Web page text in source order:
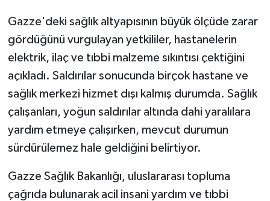
Gazze'deki sağlık altyapısının büyük ölçüde zarar
gördüğünü vurgulayan yetkililer, hastanelerin
elektrik, ilaç ve tıbbi malzeme sıkıntısı çektiğini
açıkladı. Saldırılar sonucunda birçok hastane ve
sağlık merkezi hizmet dışı kalmış durumda. Sağlık
çalışanları, yoğun saldırılar altında dahi yaralılara
yardım etmeye çalışırken, mevcut durumun
sürdürülemez hale geldiğini belirtiyor.
Gazze Sağlık Bakanlığı, uluslararası topluma
çağrıda bulunarak acil insani yardım ve tıbbi